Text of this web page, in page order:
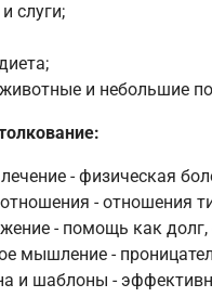
слуги;
и небольшие
- физическая
- отношения
- помощь как
мышление -
и шаблоны -